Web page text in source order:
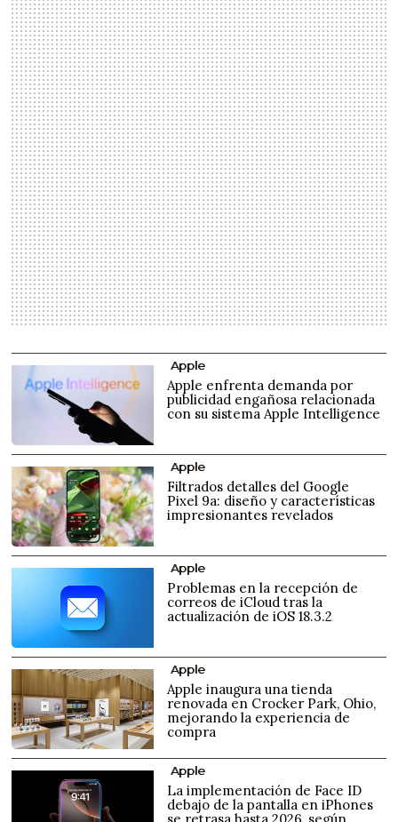
Apple
Apple enfrenta demanda por
publicidad engañosa relacionada
con su sistema Apple Intelligence
Apple
Filtrados detalles del Google
Pixel 9a: diseño y características
impresionantes revelados
Apple
Problemas en la recepción de
correos de iCloud tras la
actualización de iOS 18.3.2
Apple
Apple inaugura una tienda
renovada en Crocker Park, Ohio,
mejorando la experiencia de
compra
Apple
La implementación de Face ID
debajo de la pantalla en iPhones
se retrasa hasta 2026, según